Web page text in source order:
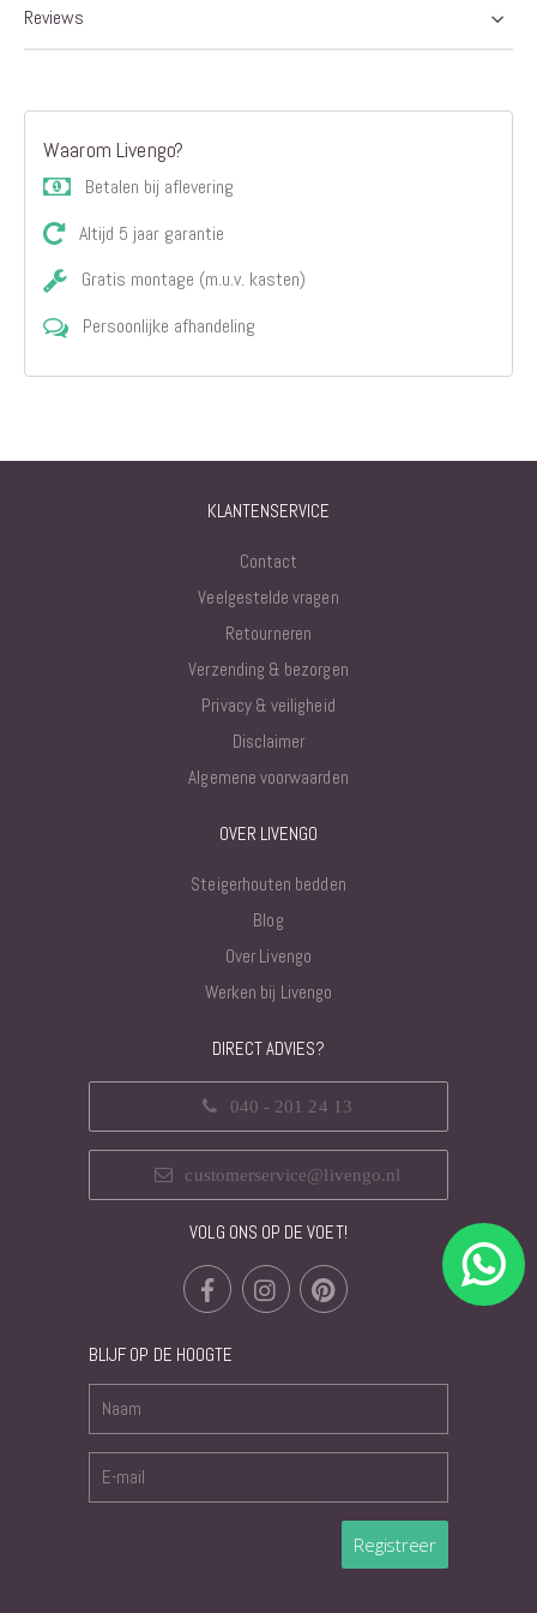
Reviews
Waarom Livengo?
Betalen bij aflevering
Altijd 5 jaar garantie
Gratis montage (m.u.v. kasten)
Persoonlijke afhandeling
KLANTENSERVICE
Contact
Veelgestelde vragen
Retourneren
Verzending & bezorgen
Privacy & veiligheid
Disclaimer
Algemene voorwaarden
OVER LIVENGO
Steigerhouten bedden
Blog
Over Livengo
Werken bij Livengo
DIRECT ADVIES?
040 - 201 24 13
customerservice@livengo.nl
VOLG ONS OP DE VOET!
BLIJF OP DE HOOGTE
Registreer